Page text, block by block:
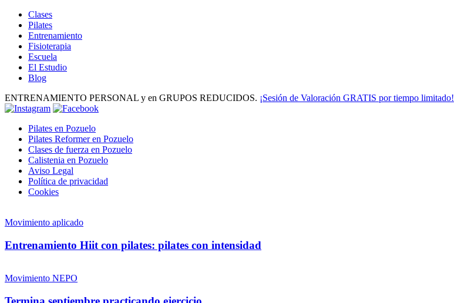
Clases
Pilates
Entrenamiento
Fisioterapia
Escuela
El Estudio
Blog
ENTRENAMIENTO PERSONAL y en GRUPOS REDUCIDOS. ¡Sesión de Valoración GRATIS por tiempo limitado!
Pilates en Pozuelo
Pilates Reformer en Pozuelo
Clases de fuerza en Pozuelo
Calistenia en Pozuelo
Aviso Legal
Política de privacidad
Cookies
Movimiento aplicado
Entrenamiento Hiit con pilates: pilates con intensidad
Movimiento NEPO